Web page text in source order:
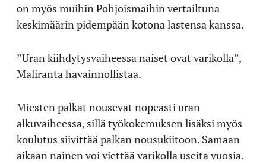
on myös muihin Pohjoismaihin vertailtuna
keskimäärin pidempään kotona lastensa kanssa.
”Uran kiihdytysvaiheessa naiset ovat varikolla”,
Maliranta havainnollistaa.
Miesten palkat nousevat nopeasti uran
alkuvaiheessa, sillä työkokemuksen lisäksi myös
koulutus siivittää palkan nousukiitoon. Samaan
aikaan nainen voi viettää varikolla useita vuosia.